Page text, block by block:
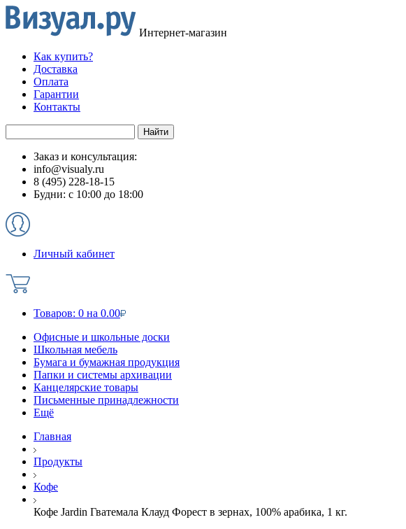
Интернет-магазин
Как купить?
Доставка
Оплата
Гарантии
Контакты
Заказ и консультация:
info@visualy.ru
8 (495) 228-18-15
Будни: с 10:00 до 18:00
Личный кабинет
Товаров: 0 на 0.00
Офисные и школьные доски
Школьная мебель
Бумага и бумажная продукция
Папки и системы архивации
Канцелярские товары
Письменные принадлежности
Ещё
Главная
Продукты
Кофе
Кофе Jardin Гватемала Клауд Форест в зернах, 100% арабика, 1 кг.